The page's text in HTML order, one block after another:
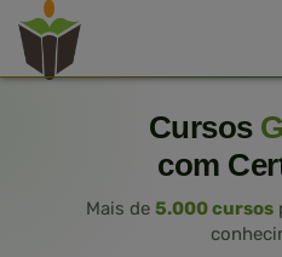
Cursos
com
Mais de 5.000 cursos